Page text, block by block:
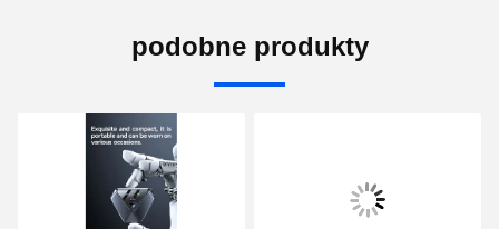
podobne produkty